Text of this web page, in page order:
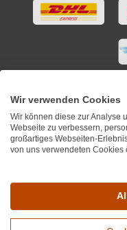
Wir verwenden Cookies
Wir können diese zur Analyse
Webseite zu verbessern,
großartiges Webseiten-
von uns verwendeten